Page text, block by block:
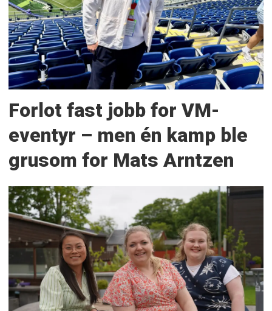
Forlot fast jobb for VM-
eventyr – men én kamp ble
grusom for Mats Arntzen